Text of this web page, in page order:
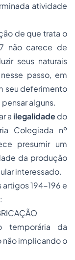
atividade
de que trata o
não carece de
seus naturais
passo, em
seu deferimento
alguns.
a ilegalidadedo
Colegiada nº
presumir um
da produção
interessado.
194-196 e
temporária da
implicando o